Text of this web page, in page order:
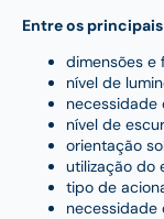
Entre os
dimensões e
nível de
necessidade
nível de
orientação
utilização do
tipo de
necessidade